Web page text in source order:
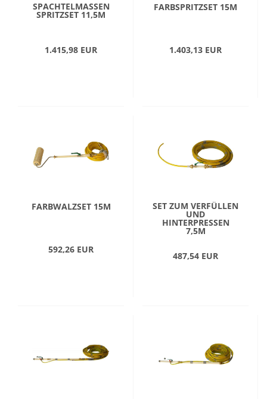
SPACHTELMASSEN
SPRITZSET 11,5M
1.415,98 EUR
FARBSPRITZSET 15M
1.403,13 EUR
FARBWALZSET 15M
592,26 EUR
SET ZUM VERFÜLLEN
UND
HINTERPRESSEN
7,5M
487,54 EUR